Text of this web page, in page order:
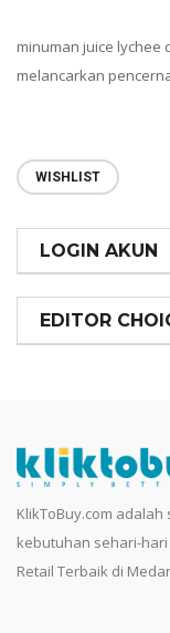
minuman juice lychee
melancarkan
WISHLIST
LOGIN AKUN
EDITOR
KlikToBuy.com
kebutuhan sehari-hari
Retail Terbaik di